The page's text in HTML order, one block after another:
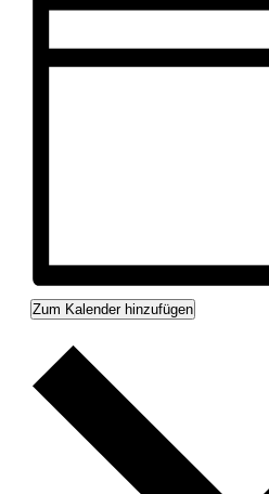
Zum Kalender hinzufügen